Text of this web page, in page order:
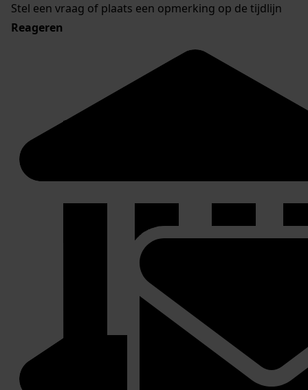
Stel een vraag of plaats een opmerking op de tijdlijn
Reageren